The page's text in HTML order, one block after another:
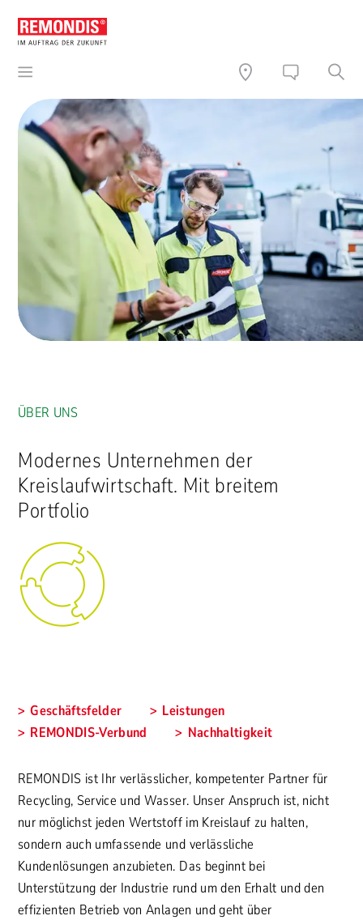
ÜBER UNS
Modernes Unternehmen der
Kreislaufwirtschaft. Mit breitem
Portfolio
Geschäftsfelder
Leistungen
REMONDIS-Verbund
Nachhaltigkeit
REMONDIS ist Ihr verlässlicher, kompetenter Partner für
Recycling, Service und Wasser. Unser Anspruch ist, nicht
nur möglichst jeden Wertstoff im Kreislauf zu halten,
sondern auch umfassende und verlässliche
Kundenlösungen anzubieten. Das beginnt bei
Unterstützung der Industrie rund um den Erhalt und den
effizienten Betrieb von Anlagen und geht über